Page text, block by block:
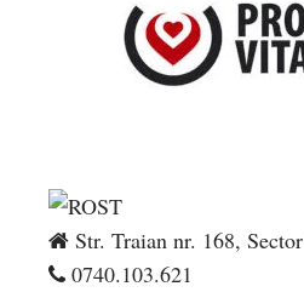
Str. Traian nr. 168,
0740.103.621